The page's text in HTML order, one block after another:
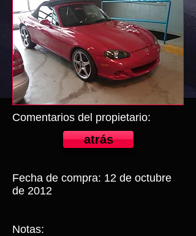
Comentarios del propietario:
atrás
Fecha de compra: 12 de octubre
de 2012
Notas: